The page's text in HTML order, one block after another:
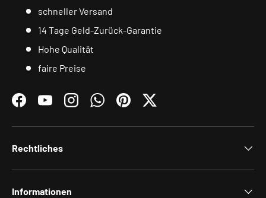
schneller Versand
14 Tage Geld-Zurück-Garantie
Hohe Qualität
faire Preise
FacebookYouTubeInstagramWhatsAppPinterestTwitter
Rechtliches
Informationen